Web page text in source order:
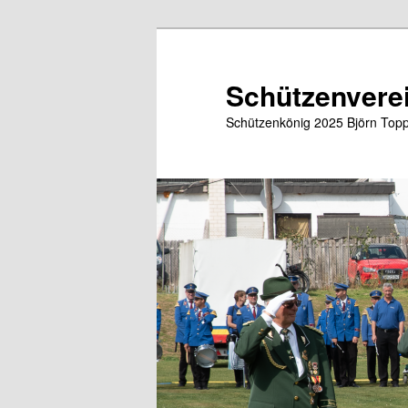
Schützenkönig 2025 Björn